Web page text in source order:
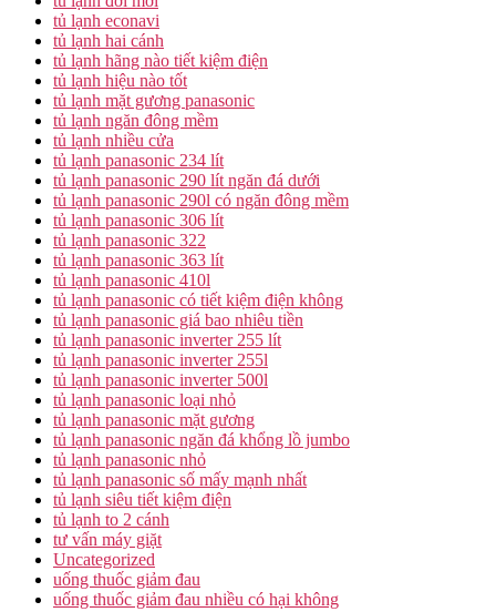
tủ lạnh econavi
tủ lạnh hai cánh
tủ lạnh hãng nào tiết kiệm điện
tủ lạnh hiệu nào tốt
tủ lạnh mặt gương panasonic
tủ lạnh ngăn đông mềm
tủ lạnh nhiều cửa
tủ lạnh panasonic 234 lít
tủ lạnh panasonic 290 lít ngăn đá dưới
tủ lạnh panasonic 290l có ngăn đông mềm
tủ lạnh panasonic 306 lít
tủ lạnh panasonic 322
tủ lạnh panasonic 363 lít
tủ lạnh panasonic 410l
tủ lạnh panasonic có tiết kiệm điện không
tủ lạnh panasonic giá bao nhiêu tiền
tủ lạnh panasonic inverter 255 lít
tủ lạnh panasonic inverter 255l
tủ lạnh panasonic inverter 500l
tủ lạnh panasonic loại nhỏ
tủ lạnh panasonic mặt gương
tủ lạnh panasonic ngăn đá khổng lồ jumbo
tủ lạnh panasonic nhỏ
tủ lạnh panasonic số mấy mạnh nhất
tủ lạnh siêu tiết kiệm điện
tủ lạnh to 2 cánh
tư vấn máy giặt
Uncategorized
uống thuốc giảm đau
uống thuốc giảm đau nhiều có hại không